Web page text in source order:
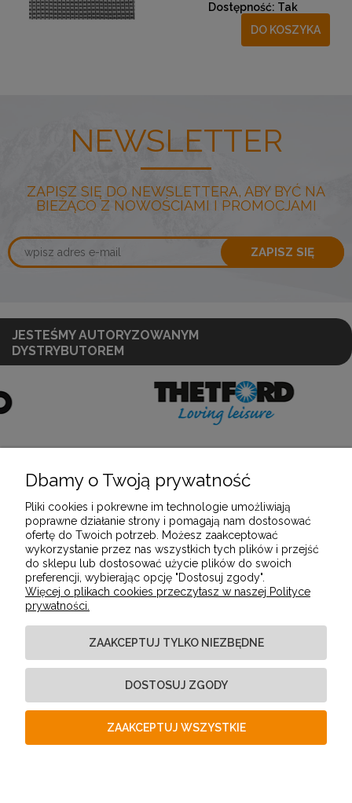
Dostępność: Tak
DO KOSZYKA
NEWSLETTER
ZAPISZ SIĘ DO NEWSLETTERA, ABY BYĆ NA
BIEŻĄCO Z NOWOŚCIAMI I PROMOCJAMI
ZAPISZ SIĘ
JESTEŚMY AUTORYZOWANYM
DYSTRYBUTOREM
POMOC
MOJE KONTO
PŁATNOŚCI I DOSTAWA
INFORMACJE
O NAS
Dbamy o Twoją prywatność
Pliki cookies i pokrewne im technologie umożliwiają
poprawne działanie strony i pomagają nam dostosować
ofertę do Twoich potrzeb. Możesz zaakceptować
wykorzystanie przez nas wszystkich tych plików i przejść
do sklepu lub dostosować użycie plików do swoich
preferencji, wybierając opcję "Dostosuj zgody".
Więcej o plikach cookies przeczytasz w naszej Polityce
prywatności.
ZAAKCEPTUJ TYLKO NIEZBĘDNE
DOSTOSUJ ZGODY
ZAAKCEPTUJ WSZYSTKIE